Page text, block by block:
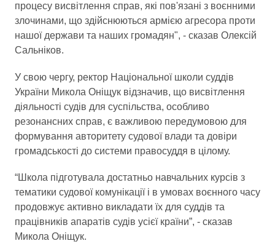
процесу висвітлення справ, які пов'язані з воєнними
злочинами, що здійснюються армією агресора проти
нашої держави та наших громадян", - сказав Олексій
Сальніков.
У свою чергу, ректор Національної школи суддів
України Микола Оніщук відзначив, що висвітлення
діяльності судів для суспільства, особливо
резонансних справ, є важливою передумовою для
формування авторитету судової влади та довіри
громадськості до системи правосуддя в цілому.
“Школа підготувала достатньо навчальних курсів з
тематики судової комунікації і в умовах воєнного часу
продовжує активно викладати їх для суддів та
працівників апаратів судів усієї країни”, - сказав
Микола Оніщук.